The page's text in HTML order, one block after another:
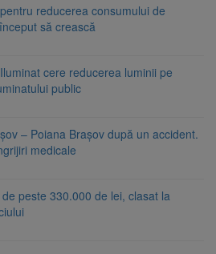
reducerea consumului de
să crească
cere reducerea luminii pe
public
– Poiana Brașov după un accident.
medicale
peste 330.000 de lei, clasat la